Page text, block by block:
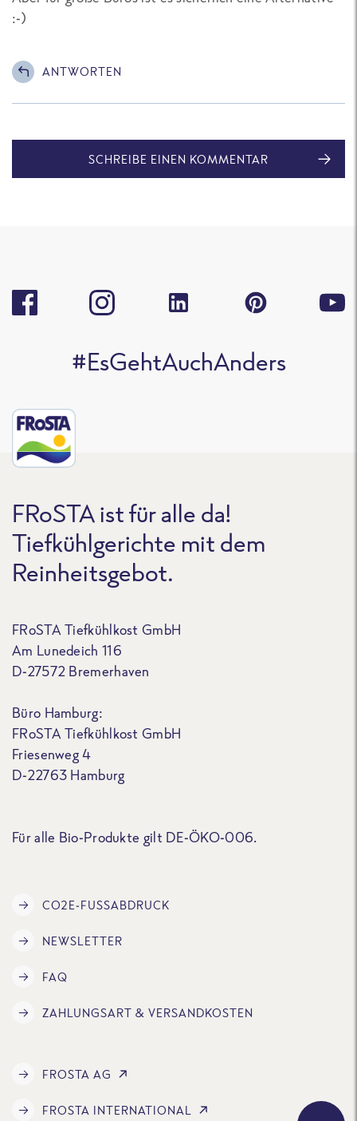
:-)
ANTWORTEN
SCHREIBE EINEN KOMMENTAR
#EsGehtAuchAnders
FRoSTA ist für alle da!
Tiefkühlgerichte mit dem
Reinheitsgebot.
FRoSTA Tiefkühlkost GmbH
Am Lunedeich 116
D-27572 Bremerhaven
Büro Hamburg:
FRoSTA Tiefkühlkost GmbH
Friesenweg 4
D-22763 Hamburg
Für alle Bio-Produkte gilt DE-ÖKO-006.
CO2E-FUSSABDRUCK
NEWSLETTER
FAQ
ZAHLUNGSART & VERSANDKOSTEN
FROSTA AG
FROSTA INTERNATIONAL